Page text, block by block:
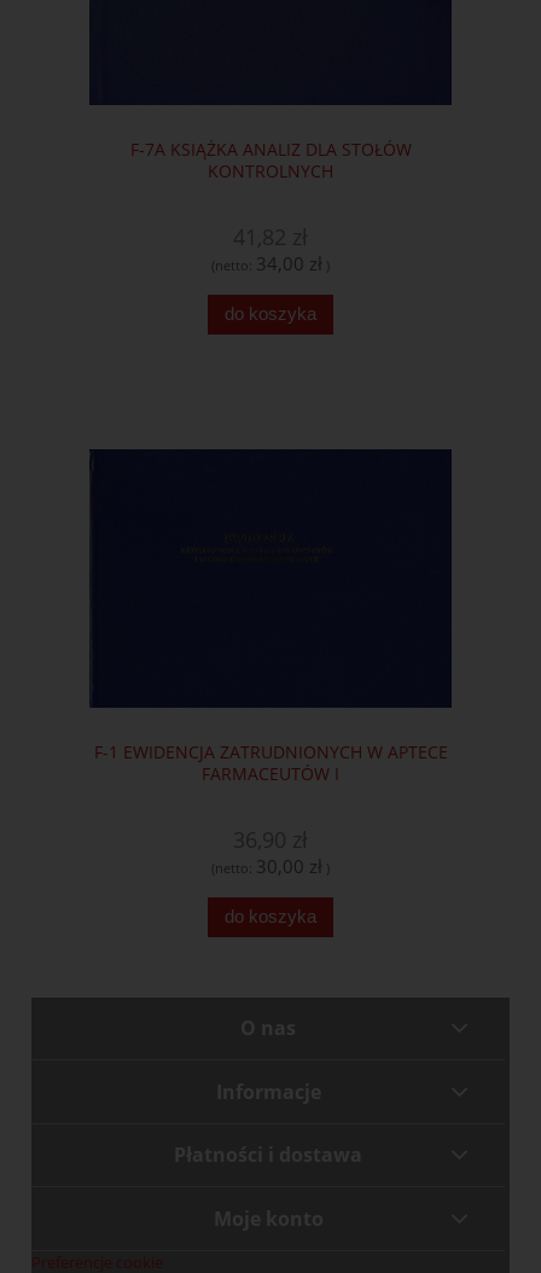
F-7A KSIĄŻKA ANALIZ DLA STOŁÓW
KONTROLNYCH
(netto: 34,00 zł )
do koszyka
F-1 EWIDENCJA ZATRUDNIONYCH W APTECE
FARMACEUTÓW I
(netto: 30,00 zł )
do koszyka